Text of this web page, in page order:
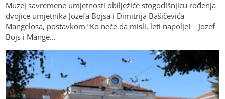
Muzej savremene umjetnosti obilježiće stogodišnjicu rođenja
dvojice umjetnika Jozefa Bojsa i Dimitrija Bašičevića
Mangelosa, postavkom “Ko neće da misli, leti napolje! – Jozef
Bojs i Mange…